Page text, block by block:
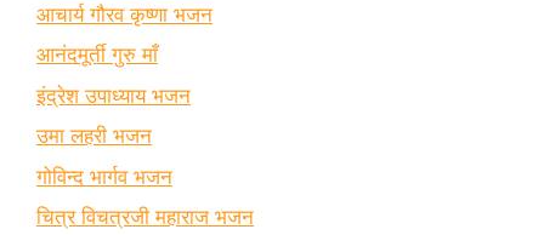
आचार्य गौरव कृष्णा भजन
आनंदमूर्ती गुरु माँ
इंद्रेश उपाध्याय भजन
उमा लहरी भजन
गोविन्द भार्गव भजन
चित्र विचत्रजी महाराज भजन